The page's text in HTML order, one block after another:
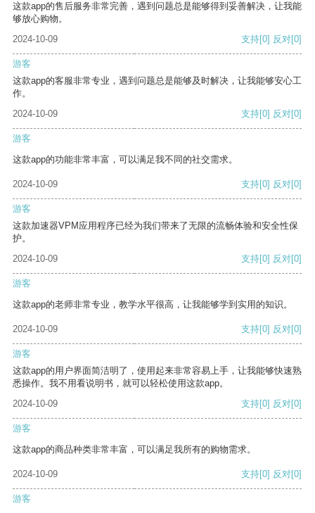
这款app的售后服务非常完善，遇到问题总是能够得到妥善解决，让我能
够放心购物。
2024-10-09
支持[0] 反对[0]
游客
这款app的客服非常专业，遇到问题总是能够及时解决，让我能够安心工
作。
2024-10-09
支持[0] 反对[0]
游客
这款app的功能非常丰富，可以满足我不同的社交需求。
2024-10-09 支持[0] 反对[0]
游客
这款加速器VPM应用程序已经为我们带来了无限的流畅体验和安全性保
护。
2024-10-09
支持[0] 反对[0]
游客
这款app的老师非常专业，教学水平很高，让我能够学到实用的知识。
2024-10-09 支持[0] 反对[0]
游客
这款app的用户界面简洁明了，使用起来非常容易上手，让我能够快速熟
悉操作。我不用看说明书，就可以轻松使用这款app。
2024-10-09
支持[0] 反对[0]
游客
这款app的商品种类非常丰富，可以满足我所有的购物需求。
2024-10-09 支持[0] 反对[0]
游客